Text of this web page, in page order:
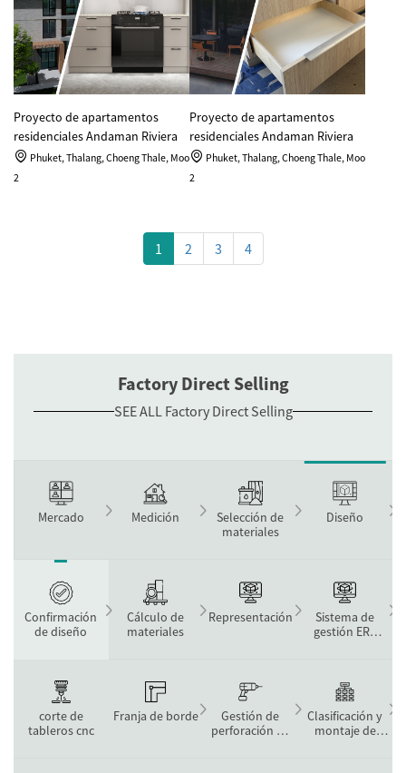
Proyecto de apartamentos
residenciales Andaman Riviera
Phuket, Thalang, Choeng Thale, Moo
2
Proyecto de apartamentos
residenciales Andaman Riviera
Phuket, Thalang, Choeng Thale, Moo
2
1 2 3 4
Factory Direct Selling
SEE ALL Factory Direct Selling
Mercado Medición
Selección de
materiales
Diseño
Confirmación
de diseño
Cálculo de
materiales
Representación
Sistema de
gestión ERP
corte de
tableros cnc
Franja de borde
Gestión de
perforación de
Clasificación y
montaje de